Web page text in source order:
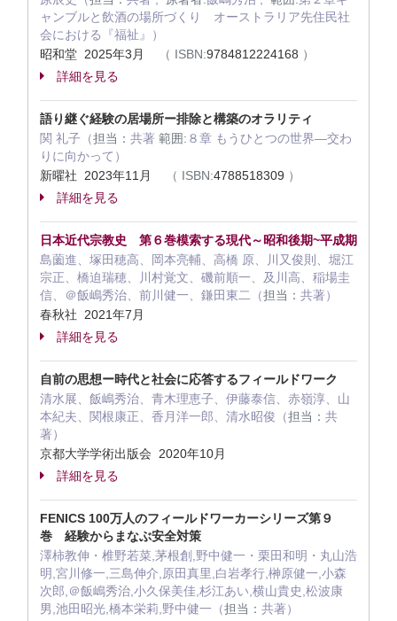
ャンブルと飲酒の場所づくり オーストラリア先住民社
会における『福祉』）
昭和堂 2025年3月
（ ISBN:9784812224168 ）
詳細を見る
語り継ぐ経験の居場所ー排除と構築のオラリティ
関 礼子（担当： 共著 範囲: ８章 もうひとつの世界―交わ
りに向かって）
新曜社 2023年11月
（ ISBN:4788518309 ）
詳細を見る
日本近代宗教史 第６巻模索する現代～昭和後期~平成期
島薗進、塚田穂高、岡本亮輔、高橋 原、川又俊則、堀江
宗正、橋迫瑞穂、川村覚文、磯前順一、及川高、稲場圭
信、＠飯嶋秀治、前川健一、鎌田東二（担当： 共著）
春秋社 2021年7月
詳細を見る
自前の思想ー時代と社会に応答するフィールドワーク
清水展、飯嶋秀治、青木理恵子、伊藤泰信、赤嶺淳、山
本紀夫、関根康正、香月洋一郎、清水昭俊（担当： 共
著）
京都大学学術出版会 2020年10月
詳細を見る
FENICS 100万人のフィールドワーカーシリーズ第９
巻 経験からまなぶ安全対策
澤柿教伸・椎野若菜,茅根創,野中健一・栗田和明・丸山浩
明,宮川修一,三島伸介,原田真里,白岩孝行,榊原健一,小森
次郎,＠飯嶋秀治,小久保美佳,杉江あい,横山貴史,松波康
男,池田昭光,橋本栄莉,野中健一（担当： 共著）